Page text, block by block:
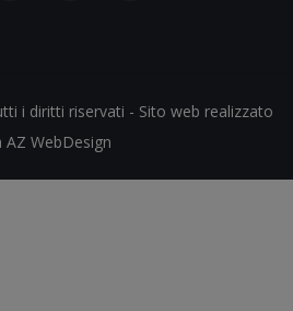
i diritti riservati - Sito web realizzato
AZ WebDesign